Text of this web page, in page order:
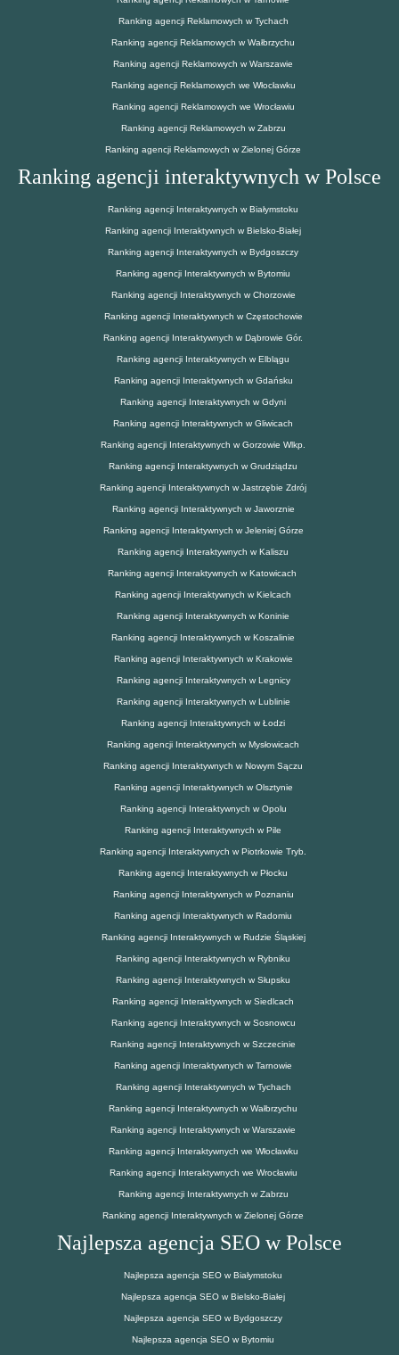
Ranking agencji Reklamowych w Tychach
Ranking agencji Reklamowych w Wałbrzychu
Ranking agencji Reklamowych w Warszawie
Ranking agencji Reklamowych we Włocławku
Ranking agencji Reklamowych we Wrocławiu
Ranking agencji Reklamowych w Zabrzu
Ranking agencji Reklamowych w Zielonej Górze
Ranking agencji interaktywnych w Polsce
Ranking agencji Interaktywnych w Białymstoku
Ranking agencji Interaktywnych w Bielsko-Białej
Ranking agencji Interaktywnych w Bydgoszczy
Ranking agencji Interaktywnych w Bytomiu
Ranking agencji Interaktywnych w Chorzowie
Ranking agencji Interaktywnych w Częstochowie
Ranking agencji Interaktywnych w Dąbrowie Gór.
Ranking agencji Interaktywnych w Elblągu
Ranking agencji Interaktywnych w Gdańsku
Ranking agencji Interaktywnych w Gdyni
Ranking agencji Interaktywnych w Gliwicach
Ranking agencji Interaktywnych w Gorzowie Wlkp.
Ranking agencji Interaktywnych w Grudziądzu
Ranking agencji Interaktywnych w Jastrzębie Zdrój
Ranking agencji Interaktywnych w Jaworznie
Ranking agencji Interaktywnych w Jeleniej Górze
Ranking agencji Interaktywnych w Kaliszu
Ranking agencji Interaktywnych w Katowicach
Ranking agencji Interaktywnych w Kielcach
Ranking agencji Interaktywnych w Koninie
Ranking agencji Interaktywnych w Koszalinie
Ranking agencji Interaktywnych w Krakowie
Ranking agencji Interaktywnych w Legnicy
Ranking agencji Interaktywnych w Lublinie
Ranking agencji Interaktywnych w Łodzi
Ranking agencji Interaktywnych w Mysłowicach
Ranking agencji Interaktywnych w Nowym Sączu
Ranking agencji Interaktywnych w Olsztynie
Ranking agencji Interaktywnych w Opolu
Ranking agencji Interaktywnych w Pile
Ranking agencji Interaktywnych w Piotrkowie Tryb.
Ranking agencji Interaktywnych w Płocku
Ranking agencji Interaktywnych w Poznaniu
Ranking agencji Interaktywnych w Radomiu
Ranking agencji Interaktywnych w Rudzie Śląskiej
Ranking agencji Interaktywnych w Rybniku
Ranking agencji Interaktywnych w Słupsku
Ranking agencji Interaktywnych w Siedlcach
Ranking agencji Interaktywnych w Sosnowcu
Ranking agencji Interaktywnych w Szczecinie
Ranking agencji Interaktywnych w Tarnowie
Ranking agencji Interaktywnych w Tychach
Ranking agencji Interaktywnych w Wałbrzychu
Ranking agencji Interaktywnych w Warszawie
Ranking agencji Interaktywnych we Włocławku
Ranking agencji Interaktywnych we Wrocławiu
Ranking agencji Interaktywnych w Zabrzu
Ranking agencji Interaktywnych w Zielonej Górze
Najlepsza agencja SEO w Polsce
Najlepsza agencja SEO w Białymstoku
Najlepsza agencja SEO w Bielsko-Białej
Najlepsza agencja SEO w Bydgoszczy
Najlepsza agencja SEO w Bytomiu